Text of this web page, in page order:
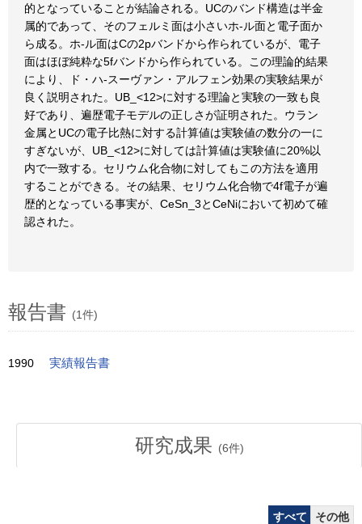
的となっていることが結論される。UCのバンド構造は半金
属的であって、そのフェルミ面は小さいホ-ル面と電子面か
ら成る。ホ-ル面はCの2pバンドから作られているが、電子
面はほぼ純粋な5fバンドから作られている。この理論的結果
により、ド・ハ-スーヴァン・アルフェン効果の実験結果が
良く説明された。UB_<12>に対する理論と実験の一致も良
好であり、遍歴電子モデルの正しさが証明された。ウラン
金属とUCの電子比熱に対する計算値は実験値の数分の一に
すぎないが、UB_<12>に対しては計算値は実験値に20%以
内で一致する。セリウム化合物に対してもこの方法を適用
することができる。その結果、セリウム化合物で4f電子が遍
歴的となっている事実が、CeSn_3とCeNiにおいて初めて確
認された。
報告書 (1件)
1990 実績報告書
研究成果 (6件)
すべて
その他